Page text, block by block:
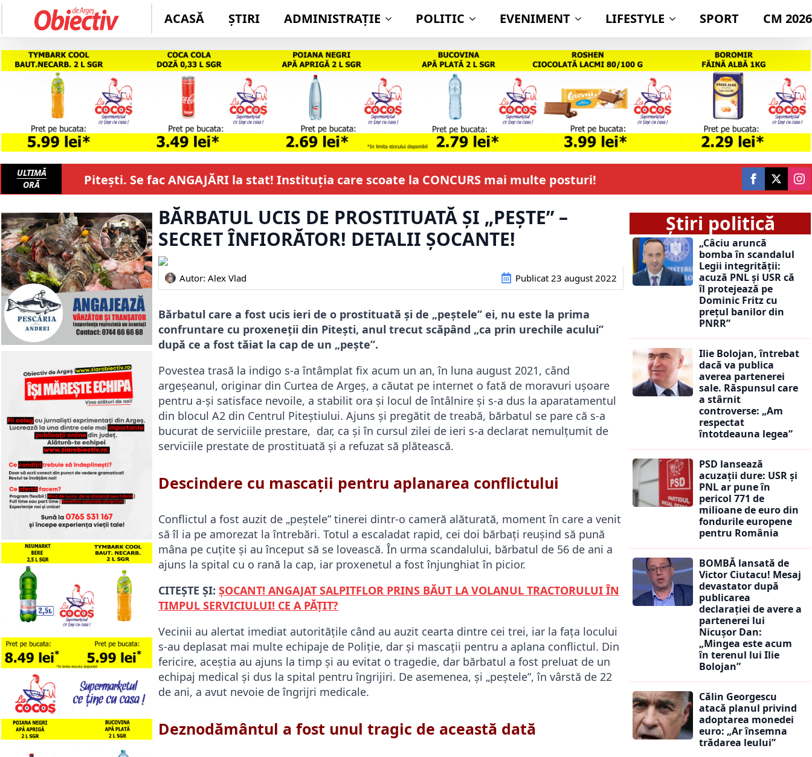
ACASĂ ȘTIRI ADMINISTRAŢIE POLITIC EVENIMENT LIFESTYLE SPORT CM 2026
ULTIMĂ
ORĂ
Pitești. Se fac ANGAJĂRI la stat! Instituția care scoate la CONCURS mai multe posturi!
BĂRBATUL UCIS DE PROSTITUATĂ ȘI „PEȘTE” –
SECRET ÎNFIORĂTOR! DETALII ȘOCANTE!
Autor: Alex Vlad Publicat 23 august 2022
Bărbatul care a fost ucis ieri de o prostituată și de „peștele” ei, nu este la prima
confruntare cu proxeneții din Pitești, anul trecut scăpând „ca prin urechile acului”
după ce a fost tăiat la cap de un „pește”.
Povestea trasă la indigo s-a întâmplat fix acum un an, în luna august 2021, când
argeșeanul, originar din Curtea de Argeș, a căutat pe internet o fată de moravuri ușoare
pentru a-și satisface nevoile, a stabilit ora și locul de întâlnire și s-a dus la aparatamentul
din blocul A2 din Centrul Piteștiului. Ajuns și pregătit de treabă, bărbatul se pare că s-a
bucurat de serviciile prestare, dar, ca și în cursul zilei de ieri s-a declarat nemulțumit de
serviciile prestate de prostituată și a refuzat să plătească.
Descindere cu mascații pentru aplanarea conflictului
Conflictul a fost auzit de „peștele” tinerei dintr-o cameră alăturată, moment în care a venit
să îl ia pe amorezat la întrebări. Totul a escaladat rapid, cei doi bărbați reușind să pună
mâna pe cuțite și au început să se lovească. În urma scandalului, bărbatul de 56 de ani a
ajuns la spital cu o rană la cap, iar proxenetul a fost înjunghiat în picior.
CITEȘTE ȘI: ȘOCANT! ANGAJAT SALPITFLOR PRINS BĂUT LA VOLANUL TRACTORULUI ÎN
TIMPUL SERVICIULUI! CE A PĂȚIT?
Vecinii au alertat imediat autoritățile când au auzit cearta dintre cei trei, iar la fața locului
s-au deplasat mai multe echipaje de Poliție, dar și mascații pentru a aplana conflictul. Din
fericire, aceștia au ajuns la timp și au evitat o tragedie, dar bărbatul a fost preluat de un
echipaj medical și dus la spital pentru îngrijiri. De asemenea, și „peștele”, în vârstă de 22
de ani, a avut nevoie de îngrijri medicale.
Deznodământul a fost unul tragic de această dată
Știri politică
„Câciu aruncă
bomba în scandalul
Legii integrității:
acuză PNL și USR că
îl protejează pe
Dominic Fritz cu
prețul banilor din
PNRR”
Ilie Bolojan, întrebat
dacă va publica
averea partenerei
sale. Răspunsul care
a stârnit
controverse: „Am
respectat
întotdeauna legea”
PSD lansează
acuzații dure: USR și
PNL ar pune în
pericol 771 de
milioane de euro din
fondurile europene
pentru România
BOMBĂ lansată de
Victor Ciutacu! Mesaj
devastator după
publicarea
declarației de avere a
partenerei lui
Nicușor Dan:
„Mingea este acum
în terenul lui Ilie
Bolojan”
Călin Georgescu
atacă planul privind
adoptarea monedei
euro: „Ar însemna
trădarea leului”